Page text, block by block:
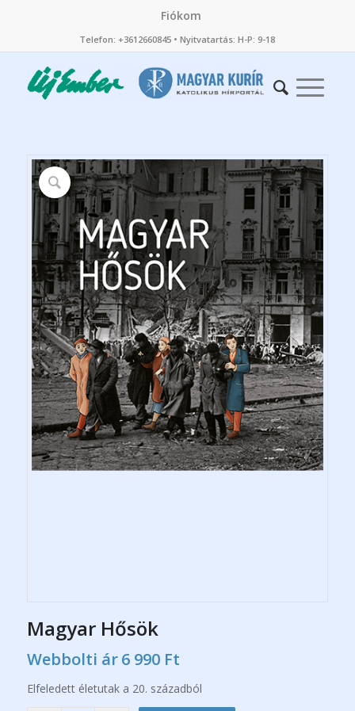
Fiókom
Telefon: +3612660845 • Nyitvatartás: H-P: 9-18
Magyar Hősök
Webbolti ár 6 990 Ft
Elfeledett életutak a 20. századból